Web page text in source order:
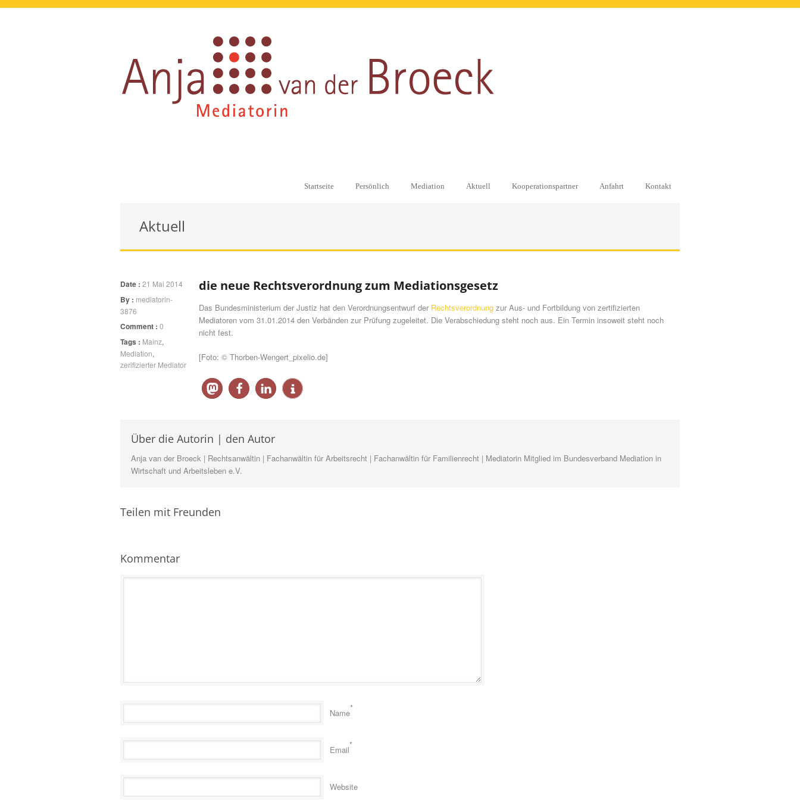
Startseite Persönlich Mediation Aktuell Kooperationspartner Anfahrt Kontakt
Aktuell
Date : 21 Mai 2014
By : mediatorin-
3876
Comment : 0
Tags : Mainz,
Mediation,
zerifizierter Mediator
die neue Rechtsverordnung zum Mediationsgesetz
Das Bundesministerium der Justiz hat den Verordnungsentwurf der Rechtsverordnung zur Aus- und Fortbildung von zertifizierten
Mediatoren vom 31.01.2014 den Verbänden zur Prüfung zugeleitet. Die Verabschiedung steht noch aus. Ein Termin insoweit steht noch
nicht fest.
[Foto: © Thorben-Wengert_pixelio.de]
Über die Autorin | den Autor
Anja van der Broeck | Rechtsanwältin | Fachanwältin für Arbeitsrecht | Fachanwältin für Familienrecht | Mediatorin Mitglied im Bundesverband Mediation in
Wirtschaft und Arbeitsleben e.V.
Teilen mit Freunden
Kommentar
Name*
Email*
Website